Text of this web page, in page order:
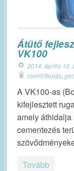
Átütő
VK100
2014. április 10.
csontritkulás,
A VK100-as
kifejlesztett
amely áthidalja
cementezés
Tovább